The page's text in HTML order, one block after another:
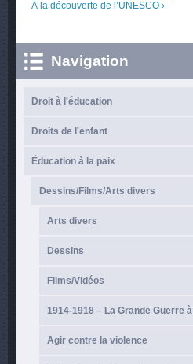
À la découverte de l’UNESCO ›
Navigation
Droit à l'éducation
Droits de l'enfant
Éducation à la paix
Dessins/Films/Arts divers
Arts divers
Dessins
Films/Vidéos
1914-1918 – La Grande Guerre
Agir contre la violence